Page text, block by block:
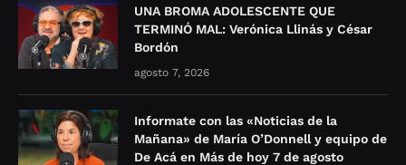
UNA BROMA ADOLESCENTE QUE
TERMINÓ MAL: Verónica Llinás y César
Bordón
agosto 7, 2026
Informate con las «Noticias de la
Mañana» de María O’Donnell y equipo de
De Acá en Más de hoy 7 de agosto